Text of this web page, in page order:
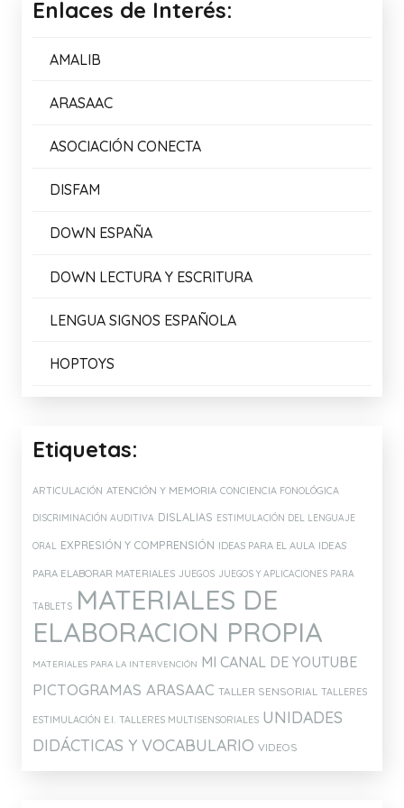
Enlaces de Interés:
AMALIB
ARASAAC
ASOCIACIÓN CONECTA
DISFAM
DOWN ESPAÑA
DOWN LECTURA Y ESCRITURA
LENGUA SIGNOS ESPAÑOLA
HOPTOYS
Etiquetas:
ARTICULACIÓN ATENCIÓN Y MEMORIA CONCIENCIA FONOLÓGICA
DISCRIMINACIÓN AUDITIVA DISLALIAS ESTIMULACIÓN DEL LENGUAJE
ORAL EXPRESIÓN Y COMPRENSIÓN IDEAS PARA EL AULA IDEAS
PARA ELABORAR MATERIALES JUEGOS JUEGOS Y APLICACIONES PARA
TABLETS MATERIALES DE
ELABORACION PROPIA
MATERIALES PARA LA INTERVENCIÓN MI CANAL DE YOUTUBE
PICTOGRAMAS ARASAAC TALLER SENSORIAL TALLERES
ESTIMULACIÓN E.I. TALLERES MULTISENSORIALES UNIDADES
DIDÁCTICAS Y VOCABULARIO VIDEOS